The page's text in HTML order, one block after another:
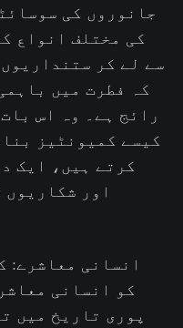
جانوروں کی
کی مختلف انواع
سے لے کر
کہ فطرت میں
رائج ہے۔ وہ اس
کیسے کمیونٹیز
کرتے ہیں، ایک
اور شکاریوں
انسانی معاشرے:
کو انسانی
پوری تاریخ میں